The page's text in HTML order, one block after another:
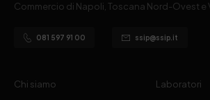
Commercio di Napoli, Toscana Nord-Ovest e
081 597 91 00 ssip@ssip.it
Chi siamo
Laboratori